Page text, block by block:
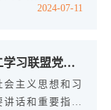
高等数学课程虚
“数学推动现
年全国教育
智能对大学数
2024-07-11
严肃又活泼！同济大学分党校第二学习联盟党纪知识竞赛顺利举行
主义思想和习
话和重要指示